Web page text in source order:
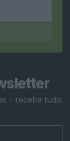
- receba tudo